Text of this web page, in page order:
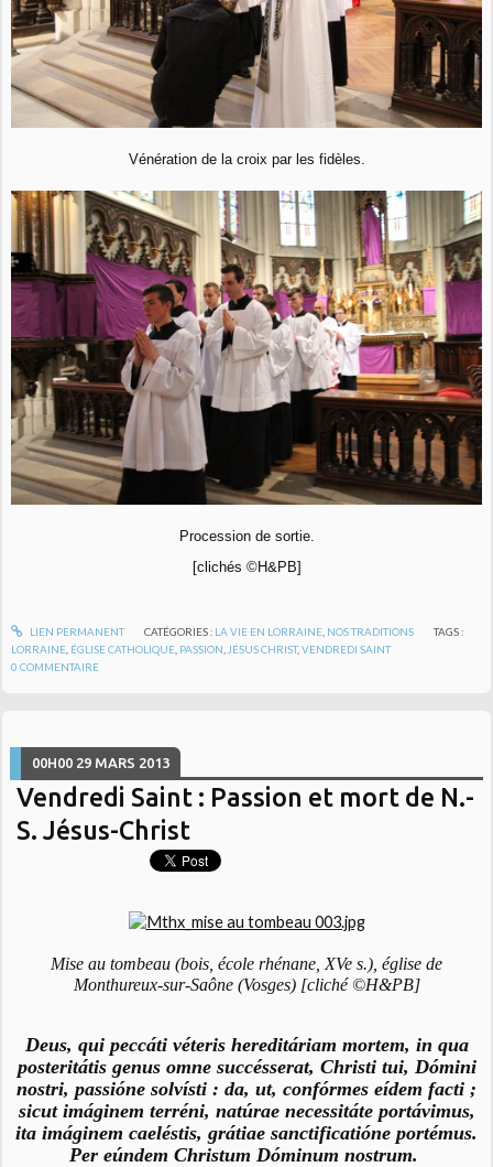
Vénération de la croix par les fidèles.
Procession de sortie.
[clichés ©H&PB]
LIEN PERMANENT CATÉGORIES : LA VIE EN LORRAINE, NOS TRADITIONS
TAGS :
LORRAINE ÉGLISE CATHOLIQUE PASSION JÉSUS CHRIST,VENDREDI SAINT
0 COMMENTAIRE
00H00 29 MARS 2013
Vendredi Saint : Passion et mort de N.-
S. Jésus-Christ
Mise au tombeau (bois, école rhénane, XVe s.), église de
Monthureux-sur-Saône (Vosges) [cliché ©H&PB]
Deus, qui peccáti véteris hereditáriam mortem, in qua
posteritátis genus omne succésserat, Christi tui, Dómini
nostri, passióne solvísti : da, ut, confórmes eídem facti ;
sicut imáginem terréni, natúrae necessitáte portávimus,
ita imáginem caeléstis, grátiae sanctificatióne portémus.
Per eúndem Christum Dóminum nostrum.